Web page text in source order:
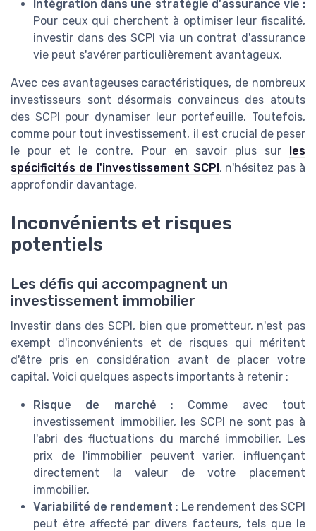
Intégration dans une stratégie d'assurance vie :
Pour ceux qui cherchent à optimiser leur fiscalité,
investir dans des SCPI via un contrat d'assurance
vie peut s'avérer particulièrement avantageux.
Avec ces avantageuses caractéristiques, de nombreux
investisseurs sont désormais convaincus des atouts
des SCPI pour dynamiser leur portefeuille. Toutefois,
comme pour tout investissement, il est crucial de peser
le pour et le contre. Pour en savoir plus sur
les
spécificités de l'investissement SCPI , n'hésitez pas à
approfondir davantage.
Inconvénients et risques
potentiels
Les défis qui accompagnent un
investissement immobilier
Investir dans des SCPI, bien que prometteur, n'est pas
exempt d'inconvénients et de risques qui méritent
d'être pris en considération avant de placer votre
capital. Voici quelques aspects importants à retenir :
Risque de marché : Comme avec tout
investissement immobilier, les SCPI ne sont pas à
l'abri des fluctuations du marché immobilier. Les
prix de l'immobilier peuvent varier, influençant
directement la valeur de votre placement
immobilier.
Variabilité de rendement : Le rendement des SCPI
peut être affecté par divers facteurs, tels que le